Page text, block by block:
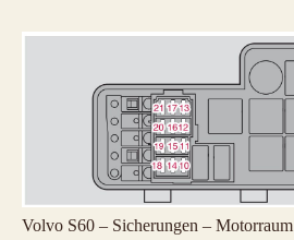
Volvo S60 – Sicherungen – Motorraum